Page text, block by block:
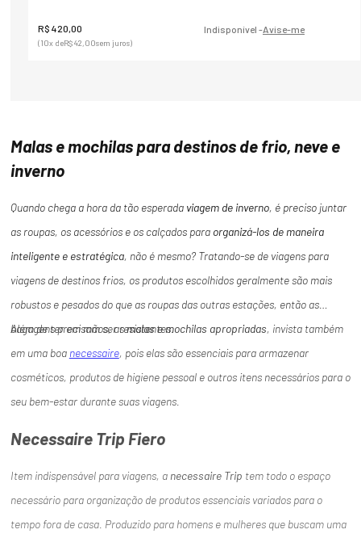
R$ 420 00
(10x deR$42,00sem juros)
Indisponível -Avise-me
Malas e mochilas para destinos de frio, neve e
inverno
Quando chega a hora da tão esperada viagem de inverno, é preciso juntar
as roupas, os acessórios e os calçados para organizá-los de maneira
inteligente e estratégica, não é mesmo? Tratando-se de viagens para
viagens de destinos frios, os produtos escolhidos geralmente são mais
robustos e pesados do que as roupas das outras estações, então as
bagagens precisam ser resistentes.
Além de ter em mãos, asmalas e mochilas apropriadas, invista também
em uma boa necessaire, pois elas são essenciais para armazenar
cosméticos, produtos de higiene pessoal e outros itens necessários para o
seu bem-estar durante suas viagens.
Necessaire Trip Fiero
Item indispensável para viagens, a necessaire Trip tem todo o espaço
necessário para organização de produtos essenciais variados para o
tempo fora de casa. Produzido para homens e mulheres que buscam uma